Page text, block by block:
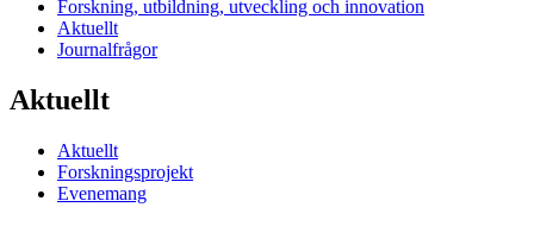
Forskning, utbildning, utveckling och innovation
Aktuellt
Journalfrågor
Aktuellt
Aktuellt
Forskningsprojekt
Evenemang